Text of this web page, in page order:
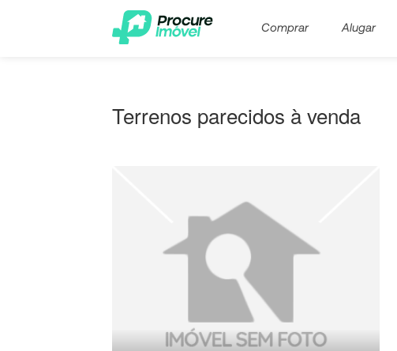
Comprar Alugar
Terrenos parecidos à venda